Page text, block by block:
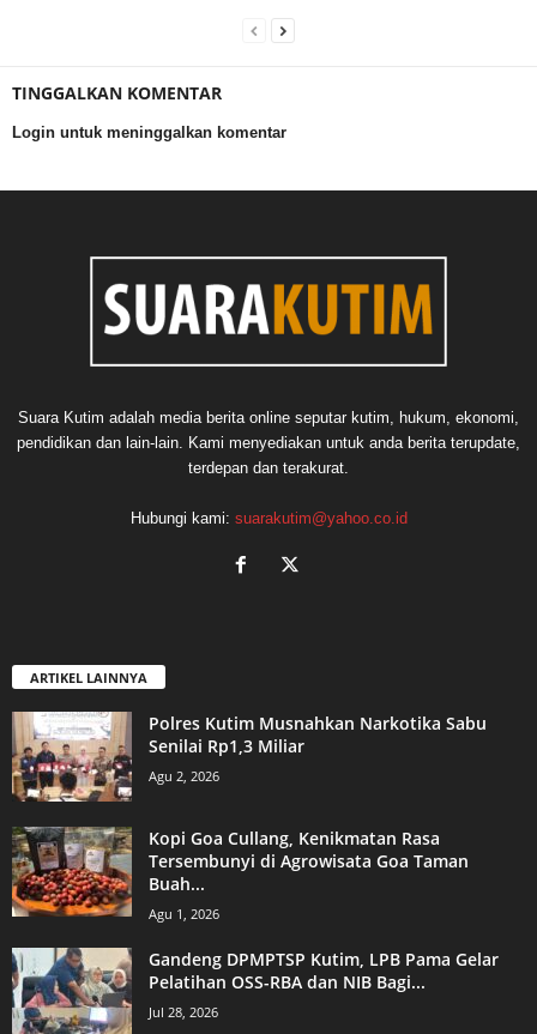
TINGGALKAN KOMENTAR
Login untuk meninggalkan komentar
Suara Kutim adalah media berita online seputar kutim, hukum, ekonomi,
pendidikan dan lain-lain. Kami menyediakan untuk anda berita terupdate,
terdepan dan terakurat.
Hubungi kami: suarakutim@yahoo.co.id
ARTIKEL LAINNYA
Polres Kutim Musnahkan Narkotika Sabu
Senilai Rp1,3 Miliar
Agu 2, 2026
Kopi Goa Cullang, Kenikmatan Rasa
Tersembunyi di Agrowisata Goa Taman
Buah...
Agu 1, 2026
Gandeng DPMPTSP Kutim, LPB Pama Gelar
Pelatihan OSS-RBA dan NIB Bagi...
Jul 28, 2026